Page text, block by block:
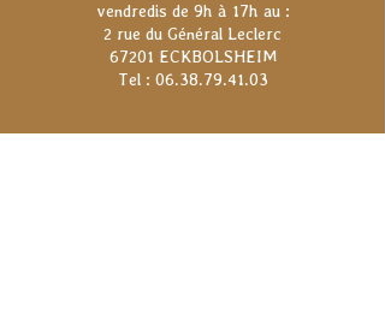
vendredis de 9h à 17h au :
2 rue du Général Leclerc
67201 ECKBOLSHEIM
Tel : 06.38.79.41.03